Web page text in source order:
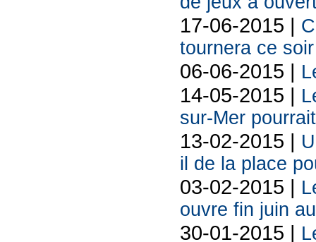
17-06-2015 |
tournera ce soir
06-06-2015 |
14-05-2015 |
sur-Mer
13-02-2015 |
il de la place
03-02-2015 |
ouvre fin juin
30-01-2015 |